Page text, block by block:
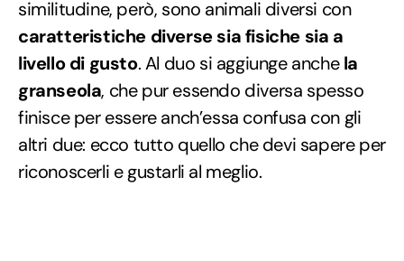
similitudine, però, sono animali diversi con
caratteristiche diverse sia fisiche sia a
livello di gusto. Al duo si aggiunge anchela
granseola, che pur essendo diversa spesso
finisce per essere anch’essa confusa con gli
altri due: ecco tutto quello che devi sapere per
riconoscerli e gustarli al meglio.